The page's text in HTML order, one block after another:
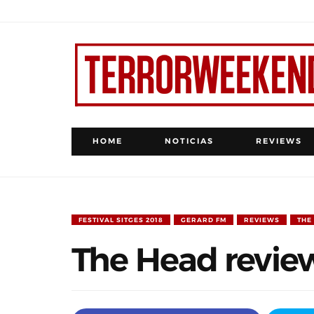
HOME NOTICIAS REVIEWS
FESTIVAL SITGES 2018 GERARD FM REVIEWS THE
The Head